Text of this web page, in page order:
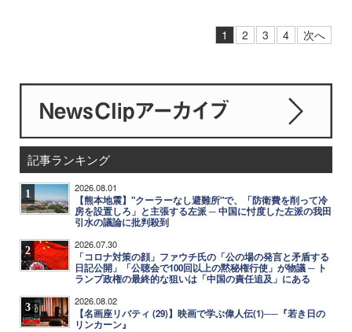
1 2 3 4 次へ
記事ランキング
1 2026.08.01
【熊本地震】"クーラーなし避難所"で、「防衛費を削って冷
房を設置しろ」と主張する左派 ─ 中国に忖度した左派の我田
引水の議論に批判殺到
2 2026.07.30
「コロナ対策の顔」ファウチ氏の「公の場の発言と矛盾する
日記公開」「公聴会で100回以上の黙秘権行使」が物議 ─ ト
ランプ政権の最終的な狙いは「中国の責任追及」にある
3 2026.08.02
【名画座リバティ (29)】映画で学ぶ偉人伝(1)──『若き日の
リンカーン』